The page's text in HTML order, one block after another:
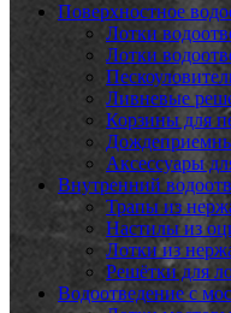
Поверхностное
Лотки
Лотки
Ливневые
Корзины для
Аксессуары
Внутренний
Трапы из
Настилы из
Лотки из
Решётки для
Водоотведение с